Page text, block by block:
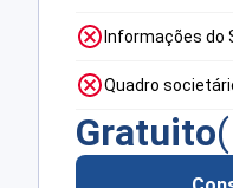
Informações do
Quadro
Gratuito